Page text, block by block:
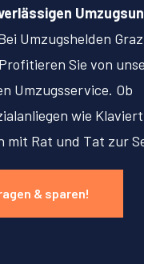
Umzugshelden
Sie von
Umzugsservice. Ob
wie
mit Rat und Tat zur
& sparen!